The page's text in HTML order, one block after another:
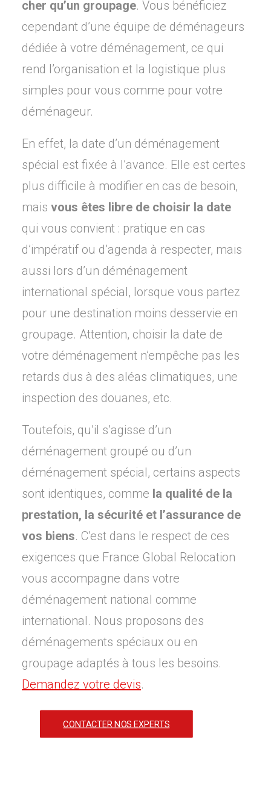
cher qu’un groupage. Vous bénéficiez
cependant d’une équipe de déménageurs
dédiée à votre déménagement, ce qui
rend l’organisation et la logistique plus
simples pour vous comme pour votre
déménageur.
En effet, la date d’un déménagement
spécial est fixée à l’avance. Elle est certes
plus difficile à modifier en cas de besoin,
mais vous êtes libre de choisir la date
qui vous convient : pratique en cas
d’impératif ou d’agenda à respecter, mais
aussi lors d’un déménagement
international spécial, lorsque vous partez
pour une destination moins desservie en
groupage. Attention, choisir la date de
votre déménagement n’empêche pas les
retards dus à des aléas climatiques, une
inspection des douanes, etc.
Toutefois, qu’il s’agisse d’un
déménagement groupé ou d’un
déménagement spécial, certains aspects
sont identiques, comme la qualité de la
prestation, la sécurité et l’assurance de
vos biens. C’est dans le respect de ces
exigences que France Global Relocation
vous accompagne dans votre
déménagement national comme
international. Nous proposons des
déménagements spéciaux ou en
groupage adaptés à tous les besoins.
Demandez votre devis.
CONTACTER NOS EXPERTS